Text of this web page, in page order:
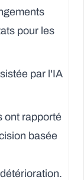
pour les
par l'IA
ont rapporté
basée